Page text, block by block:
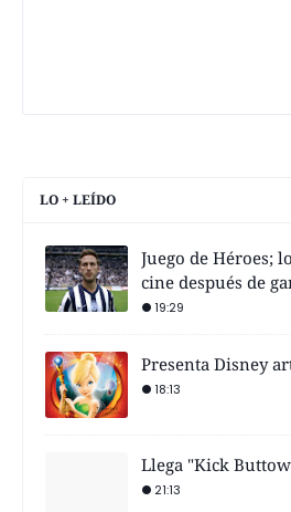
LO + LEÍDO
Juego de Héroes;
cine después de
19:29
Presenta Disney
18:13
Llega "Kick
21:13